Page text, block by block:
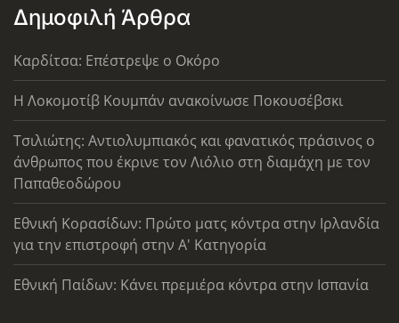
Δημοφιλή Άρθρα
Καρδίτσα: Επέστρεψε ο Οκόρο
Η Λοκομοτίβ Κουμπάν ανακοίνωσε Ποκουσέβσκι
Τσιλιώτης: Αντιολυμπιακός και φανατικός πράσινος ο
άνθρωπος που έκρινε τον Λιόλιο στη διαμάχη με τον
Παπαθεοδώρου
Εθνική Κορασίδων: Πρώτο ματς κόντρα στην Ιρλανδία
για την επιστροφή στην Α' Κατηγορία
Εθνική Παίδων: Κάνει πρεμιέρα κόντρα στην Ισπανία